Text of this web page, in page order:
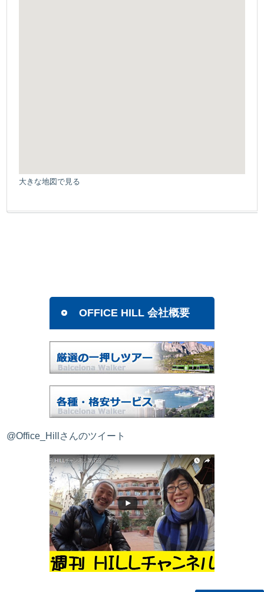
大きな地図で見る
OFFICE HILL 会社概要
@Office_Hillさんのツイート